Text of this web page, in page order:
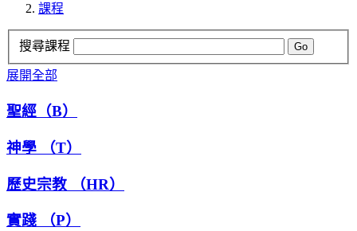
課程
搜尋課程 Go
展開全部
聖經（B）
神學 （T）
歷史宗教 （HR）
實踐 （P）